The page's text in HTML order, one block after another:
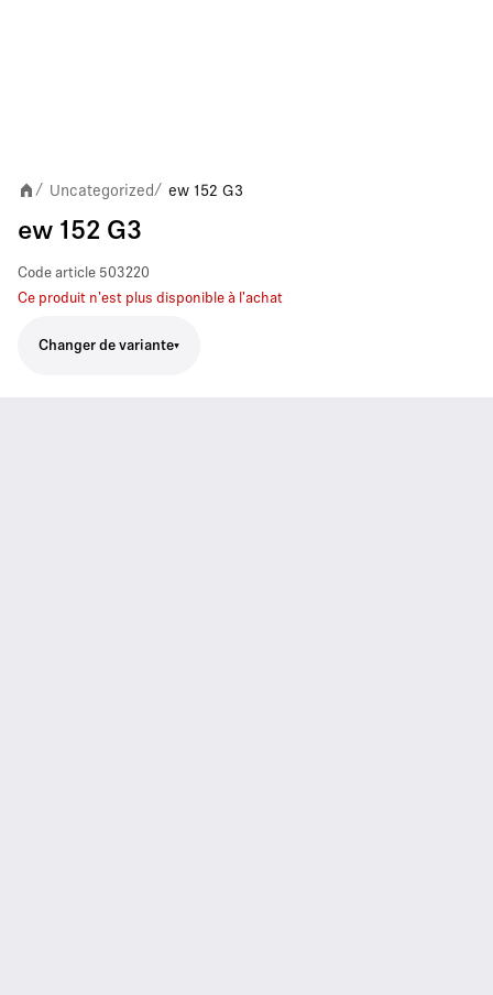
/ Uncategorized / ew 152 G3
ew 152 G3
Code article 503220
Ce produit n'est plus disponible à l'achat
Changer de variante